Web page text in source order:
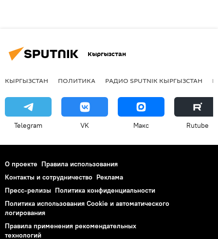
Кыргызстан
КЫРГЫЗСТАН ПОЛИТИКА РАДИО SPUTNIK КЫРГЫЗСТАН
Telegram VK Макс Rutube
О проекте Правила использования
Контакты и сотрудничество Реклама
Пресс-релизы Политика конфиденциальности
Политика использования Cookie и автоматического
логирования
Правила применения рекомендательных
технологий